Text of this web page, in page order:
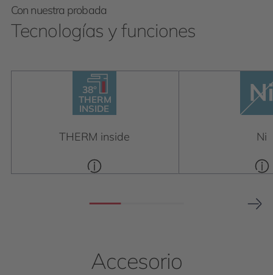
Con nuestra probada
Tecnologías y funciones
THERM
INSIDE
38°
THERM inside Ni
Accesorio